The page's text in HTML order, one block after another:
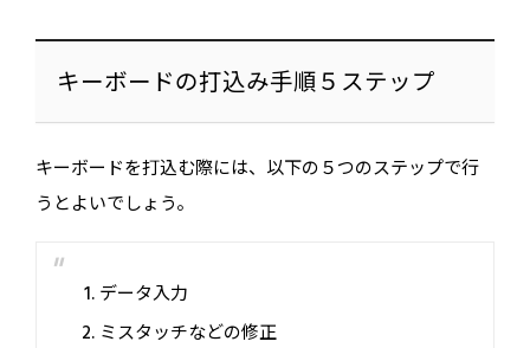
キーボードの打込み手順５ステップ
キーボードを打込む際には、以下の５つのステップで行
うとよいでしょう。
データ入力
ミスタッチなどの修正